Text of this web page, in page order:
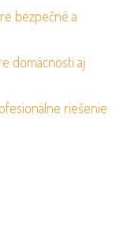
bezpečné a
domácnosti aj
riešenie